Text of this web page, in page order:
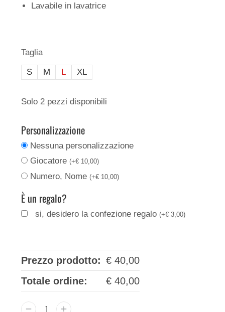
Lavabile in lavatrice
Taglia
S M L XL
Solo 2 pezzi disponibili
Personalizzazione
Nessuna personalizzazione
Giocatore(+€ 10,00)
Numero, Nome(+€ 10,00)
È un regalo?
si, desidero la confezione regalo(+€ 3,00)
Prezzo prodotto: € 40,00
Totale ordine:
€ 40,00